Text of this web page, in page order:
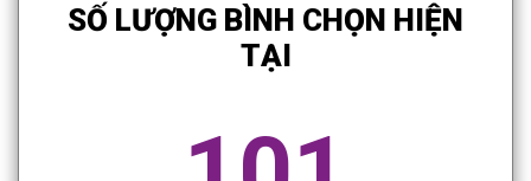
SỐ LƯỢNG BÌNH CHỌN HIỆN
TẠI